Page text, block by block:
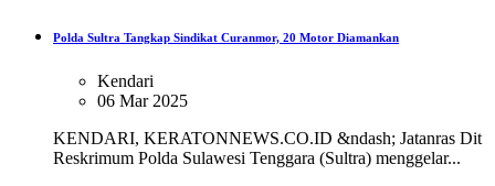
Polda Sultra Tangkap Sindikat Curanmor, 20 Motor Diamankan
Kendari
06 Mar 2025
KENDARI, KERATONNEWS.CO.ID &ndash; Jatanras Dit
Reskrimum Polda Sulawesi Tenggara (Sultra) menggelar...